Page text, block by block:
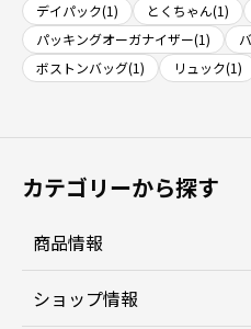
デイパック(1)
とくちゃん(1)
パッキングオーガナイザー(1)
ボストンバッグ(1)
リュック(1)
カテゴリーから探す
商品情報
ショップ情報